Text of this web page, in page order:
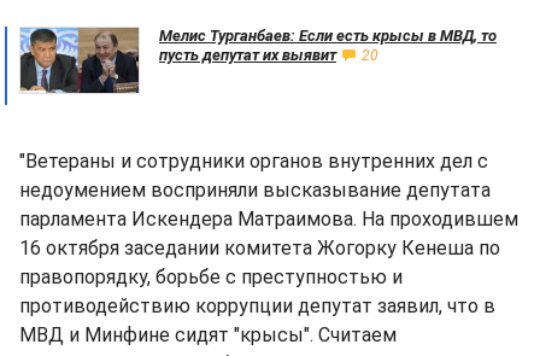
Мелис Турганбаев: Если есть крысы в МВД, то
пусть депутат их выявит
20
"Ветераны и сотрудники органов внутренних дел с
недоумением восприняли высказывание депутата
парламента Искендера Матраимова. На проходившем
16 октября заседании комитета Жогорку Кенеша по
правопорядку, борьбе с преступностью и
противодействию коррупции депутат заявил, что в
МВД и Минфине сидят "крысы". Считаем